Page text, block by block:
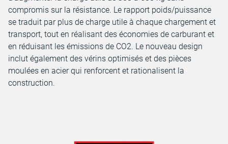
compromis sur la résistance. Le rapport poids/puissance
se traduit par plus de charge utile à chaque chargement et
transport, tout en réalisant des économies de carburant et
en réduisant les émissions de CO2. Le nouveau design
inclut également des vérins optimisés et des pièces
moulées en acier qui renforcent et rationalisent la
construction.